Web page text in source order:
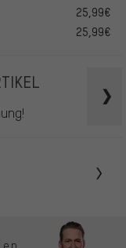
25,99€
25,99€